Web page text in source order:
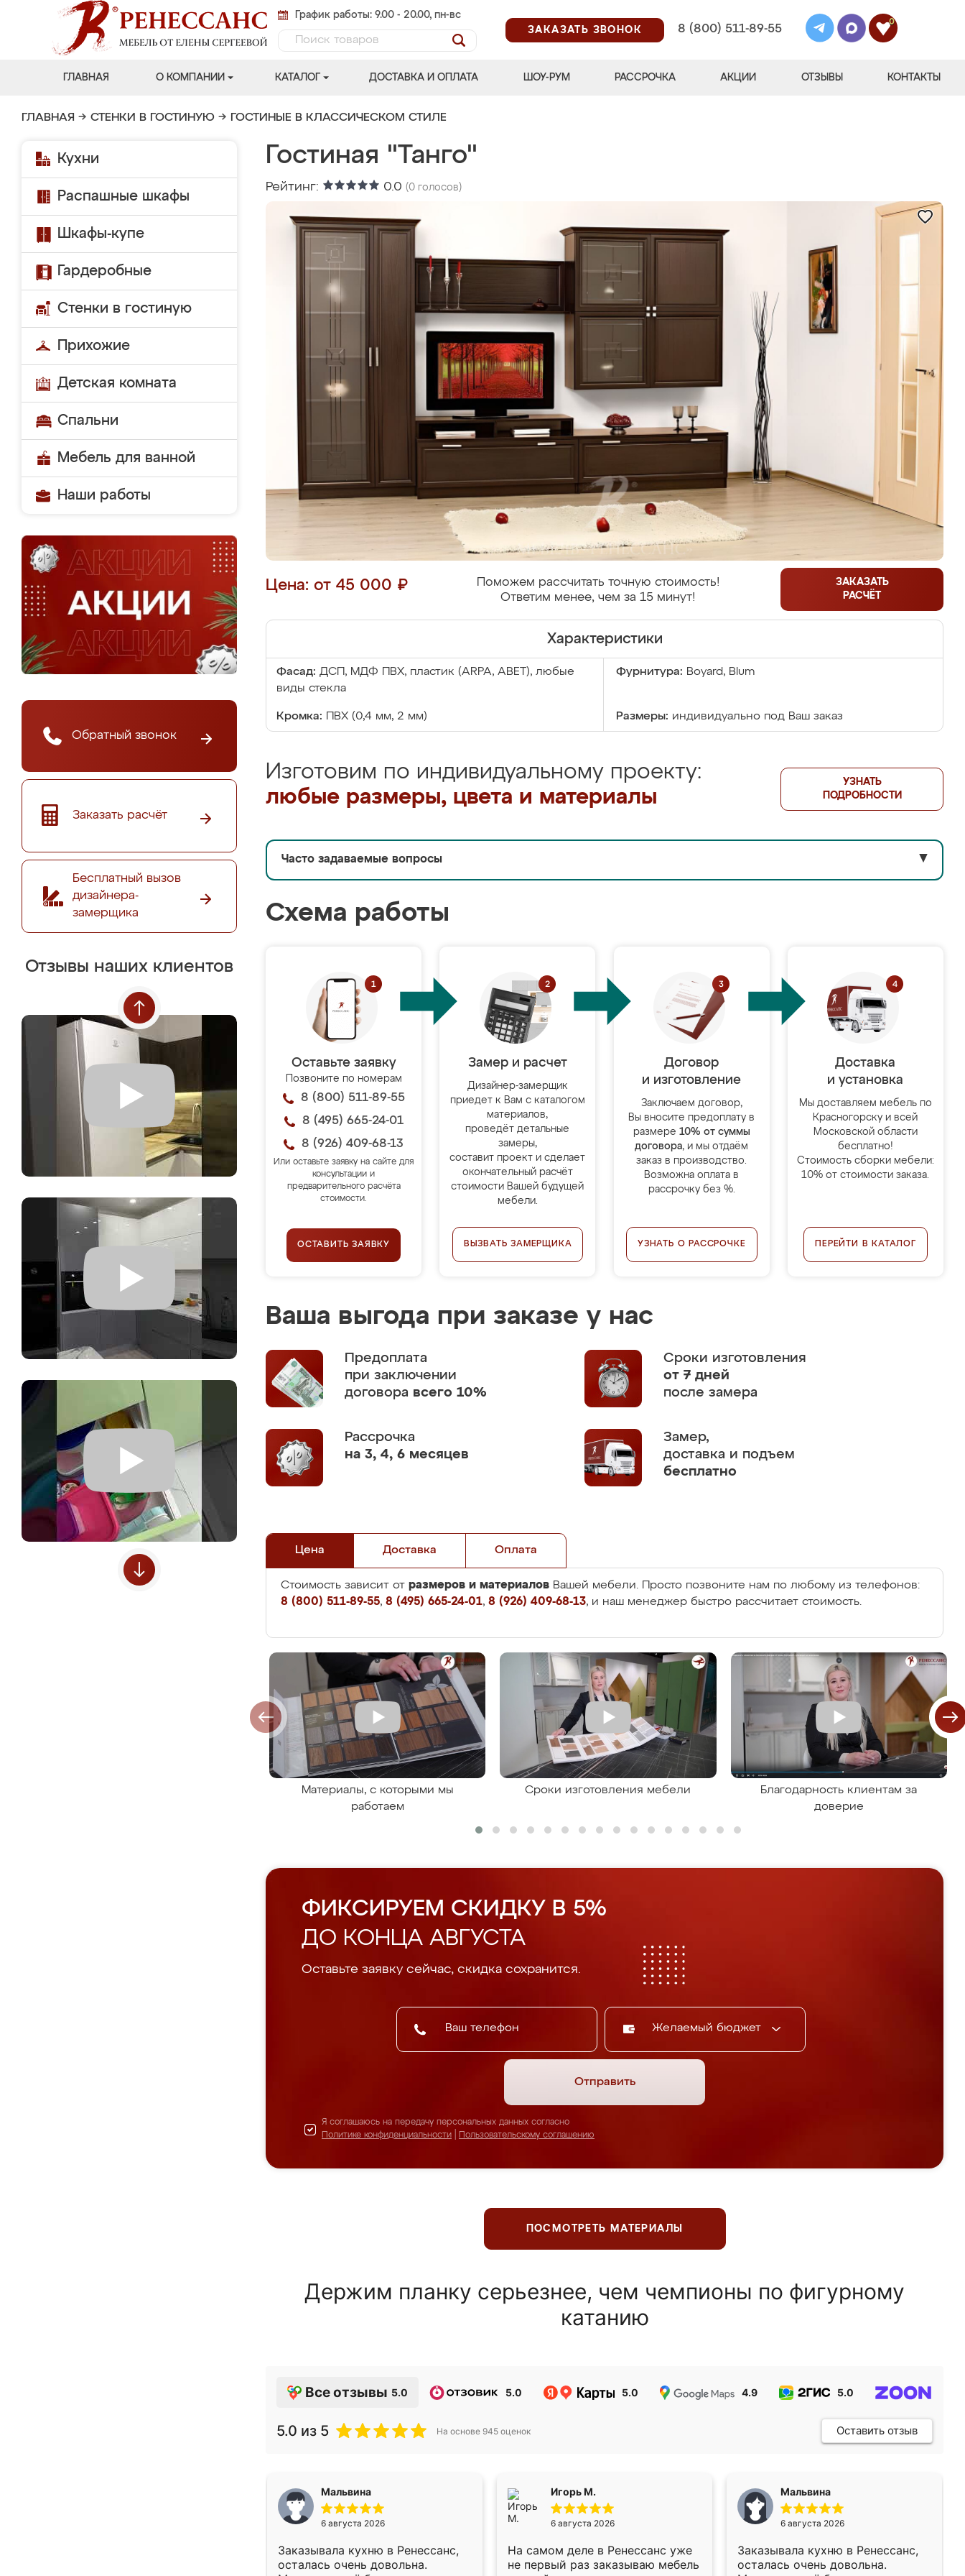
График работы: 9.00 - 20.00, пн-вс
ЗАКАЗАТЬ ЗВОНОК
8 (800) 511-89-55
0
ГЛАВНАЯ О КОМПАНИИ КАТАЛОГ ДОСТАВКА И ОПЛАТА ШОУ-РУМ РАССРОЧКА АКЦИИ ОТЗЫВЫ КОНТАКТЫ
ГЛАВНАЯ → СТЕНКИ В ГОСТИНУЮ → ГОСТИНЫЕ В КЛАССИЧЕСКОМ СТИЛЕ
Кухни
Распашные шкафы
Шкафы-купе
Гардеробные
Стенки в гостиную
Прихожие
Детская комната
Спальни
Мебель для ванной
Наши работы
Обратный звонок
Заказать расчёт
Бесплатный вызов
дизайнера-
замерщика
Отзывы наших клиентов
Гостиная "Танго"
Рейтинг: 0.0 (0 голосов)
Цена: от 45 000 ₽
Поможем рассчитать точную стоимость!
Ответим менее, чем за 15 минут!
ЗАКАЗАТЬ
РАСЧЁТ
Характеристики
Фасад: ДСП, МДФ ПВХ, пластик (ARPA, ABET), любые
виды стекла
Фурнитура: Boyard, Blum
Кромка: ПВХ (0,4 мм, 2 мм) Размеры: индивидуально под Ваш заказ
Изготовим по индивидуальному проекту:
любые размеры, цвета и материалы
УЗНАТЬ
ПОДРОБНОСТИ
Часто задаваемые вопросы ▼
Схема работы
Оставьте заявку
Позвоните по номерам
8 (800) 511-89-55
8 (495) 665-24-01
8 (926) 409-68-13
Или оставьте заявку на сайте для
консультации и
предварительного расчёта
стоимости.
ОСТАВИТЬ ЗАЯВКУ
Замер и расчет
Дизайнер-замерщик
приедет к Вам с каталогом
материалов,
проведёт детальные
замеры,
составит проект и сделает
окончательный расчёт
стоимости Вашей будущей
мебели.
ВЫЗВАТЬ ЗАМЕРЩИКА
Договор
и изготовление
Заключаем договор,
Вы вносите предоплату в
размере 10% от суммы
договора, и мы отдаём
заказ в производство.
Возможна оплата в
рассрочку без %.
УЗНАТЬ О РАССРОЧКЕ
Доставка
и установка
Мы доставляем мебель по
Красногорску и всей
Московской области
бесплатно!
Стоимость сборки мебели:
10% от стоимости заказа.
ПЕРЕЙТИ В КАТАЛОГ
Ваша выгода при заказе у нас
Предоплата
при заключении
договора всего 10%
Сроки изготовления
от 7 дней
после замера
Рассрочка
на 3, 4, 6 месяцев
Замер,
доставка и подъем
бесплатно
Цена Доставка Оплата
Стоимость зависит от размеров и материалов Вашей мебели. Просто позвоните нам по любому из телефонов:
8 (800) 511-89-55, 8 (495) 665-24-01, 8 (926) 409-68-13, и наш менеджер быстро рассчитает стоимость.
Материалы, с которыми мы
работаем
Сроки изготовления мебели
Благодарность клиентам за
доверие
ФИКСИРУЕМ СКИДКУ В 5%
ДО КОНЦА АВГУСТА
Оставьте заявку сейчас, скидка сохранится.
Желаемый бюджет
Отправить
Я соглашаюсь на передачу персональных данных согласно
Политике конфиденциальности
Пользовательскому соглашению
ПОСМОТРЕТЬ МАТЕРИАЛЫ
Держим планку серьезнее, чем чемпионы по фигурному
катанию
Все отзывы 5.0 5.0 5.0 4.9 5.0
5.0 из 5 На основе 945 оценок Оставить отзыв
Мальвина
6 августа 2026
Заказывала кухню в Ренессанс,
осталась очень довольна.
Игорь М.
6 августа 2026
На самом деле в Ренессанс уже
не первый раз заказываю мебель
Мальвина
6 августа 2026
Заказывала кухню в Ренессанс,
осталась очень довольна.